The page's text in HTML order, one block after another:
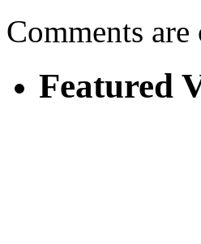
Comments are
Featured